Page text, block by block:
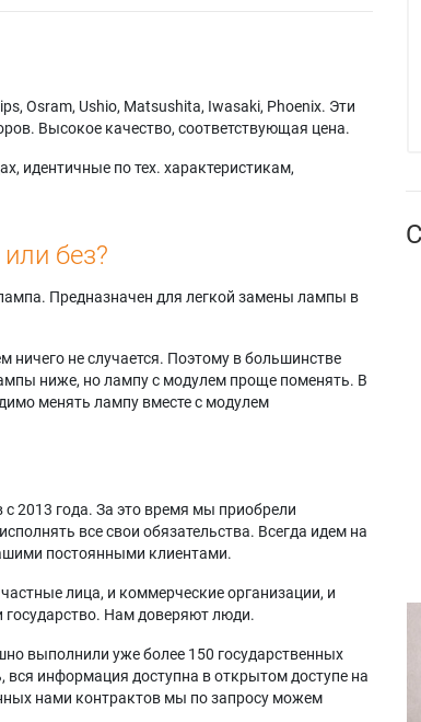
Osram, Ushio, Matsushita, Iwasaki, Phoenix. Эти
Высокое качество, соответствующая цена.
идентичные по тех. характеристикам,
без?
Предназначен для легкой замены лампы в
ничего не случается. Поэтому в большинстве
ниже, но лампу с модулем проще поменять. В
менять лампу вместе с модулем
2013 года. За это время мы приобрели
все свои обязательства. Всегда идем на
постоянными клиентами.
лица, и коммерческие организации, и
государство. Нам доверяют люди.
выполнили уже более 150 государственных
вся информация доступна в открытом доступе на
нами контрактов мы по запросу можем